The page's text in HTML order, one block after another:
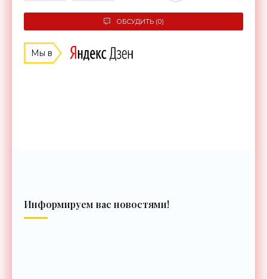
ОБСУДИТЬ (0)
Мы в
Информируем вас новостями!